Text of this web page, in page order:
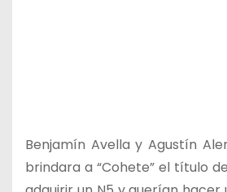
Benjamín Avella y Agustín
brindara a “Cohete” el título